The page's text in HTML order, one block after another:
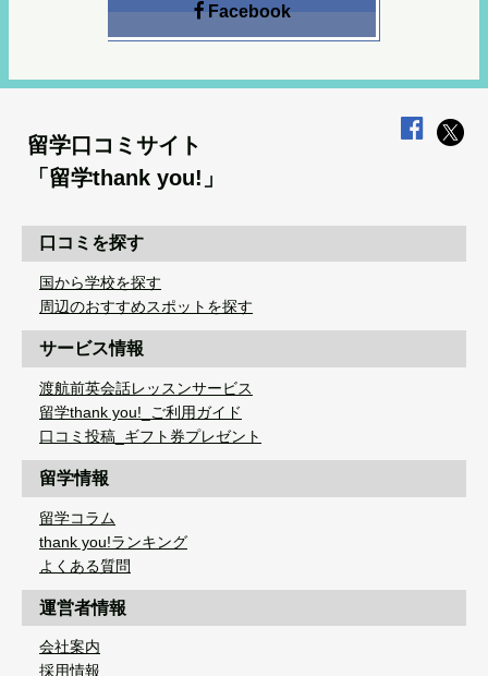
Facebook
留学口コミサイト
「留学thank you!」
口コミを探す
国から学校を探す
周辺のおすすめスポットを探す
サービス情報
渡航前英会話レッスンサービス
留学thank you!_ご利用ガイド
口コミ投稿_ギフト券プレゼント
留学情報
留学コラム
thank you!ランキング
よくある質問
運営者情報
会社案内
採用情報